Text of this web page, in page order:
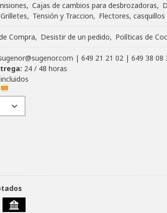
Cajas de cambios para desbrozadoras
Tensión y Traccion Flectores, casquillos
Compra Desistir de un pedido Políticas de
|649 21 21 02 |649 38 08
24 / 48 horas